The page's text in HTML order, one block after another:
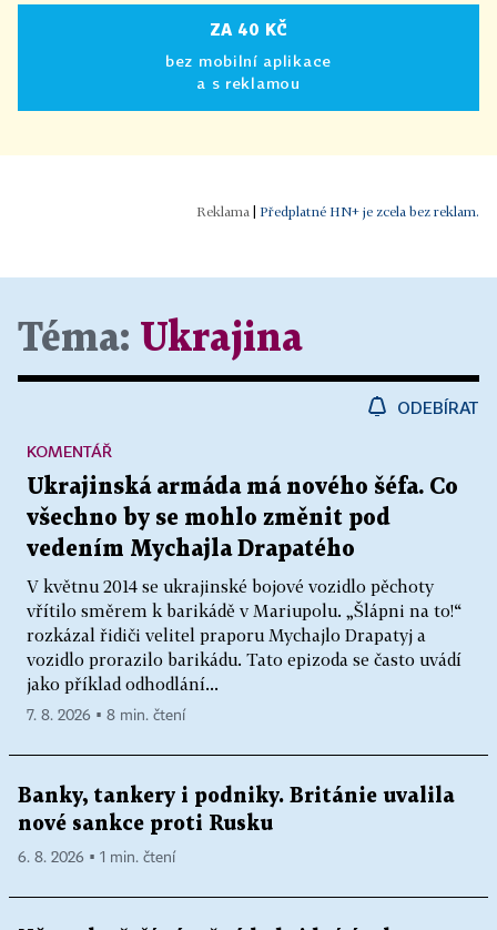
ZA 40 KČ
bez mobilní aplikace
a s reklamou
Předplatné HN+ je zcela bez reklam.
Téma: Ukrajina
ODEBÍRAT
Ukrajinská armáda má nového šéfa. Co
všechno by se mohlo změnit pod
vedením Mychajla Drapatého
V květnu 2014 se ukrajinské bojové vozidlo pěchoty
vřítilo směrem k barikádě v Mariupolu. „Šlápni na to!“
rozkázal řidiči velitel praporu Mychajlo Drapatyj a
vozidlo prorazilo barikádu. Tato epizoda se často uvádí
jako příklad odhodlání...
KOMENTÁŘ
7. 8. 2026 ▪ 8 min. čtení
Banky, tankery i podniky. Británie uvalila
nové sankce proti Rusku
6. 8. 2026 ▪ 1 min. čtení